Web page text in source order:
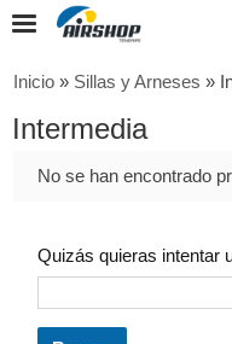
Inicio » Sillas y Arneses »
Intermedia
No se han encontrado
Quizás quieras intentar